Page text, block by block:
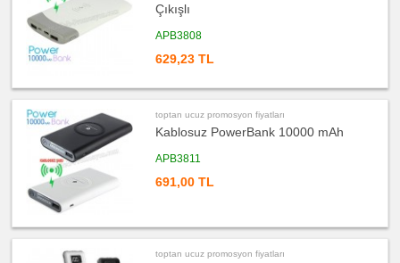
Çıkışlı
APB3808
629,23 TL
toptan ucuz promosyon fiyatları
Kablosuz PowerBank 10000 mAh
APB3811
691,00 TL
toptan ucuz promosyon fiyatları
ucuz
promosyon
Matara
&
Termos
ucuz
promosyon
Geri
Dönüşümlü
Ürünler
ucuz
promosyon
Anahtarlık
promosyon